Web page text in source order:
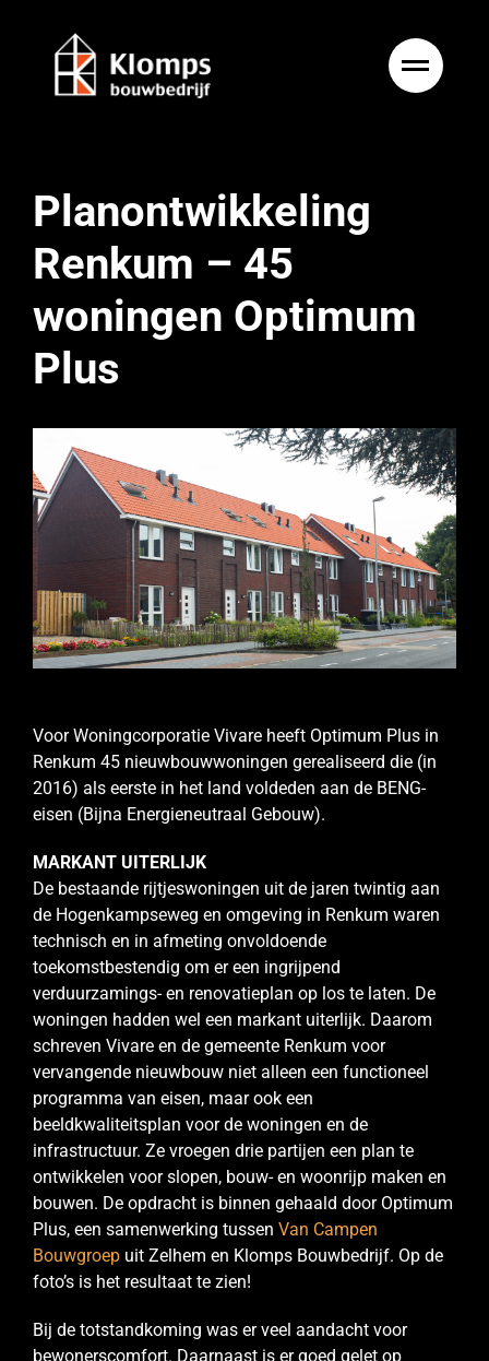
Planontwikkeling
Renkum – 45
woningen Optimum
Plus
Voor Woningcorporatie Vivare heeft Optimum Plus in
Renkum 45 nieuwbouwwoningen gerealiseerd die (in
2016) als eerste in het land voldeden aan de BENG-
eisen (Bijna Energieneutraal Gebouw).
MARKANT UITERLIJK
De bestaande rijtjeswoningen uit de jaren twintig aan
de Hogenkampseweg en omgeving in Renkum waren
technisch en in afmeting onvoldoende
toekomstbestendig om er een ingrijpend
verduurzamings- en renovatieplan op los te laten. De
woningen hadden wel een markant uiterlijk. Daarom
schreven Vivare en de gemeente Renkum voor
vervangende nieuwbouw niet alleen een functioneel
programma van eisen, maar ook een
beeldkwaliteitsplan voor de woningen en de
infrastructuur. Ze vroegen drie partijen een plan te
ontwikkelen voor slopen, bouw- en woonrijp maken en
bouwen. De opdracht is binnen gehaald door Optimum
Plus, een samenwerking tussen Van Campen
Bouwgroep uit Zelhem en Klomps Bouwbedrijf. Op de
foto’s is het resultaat te zien!
Bij de totstandkoming was er veel aandacht voor
bewonerscomfort. Daarnaast is er goed gelet op